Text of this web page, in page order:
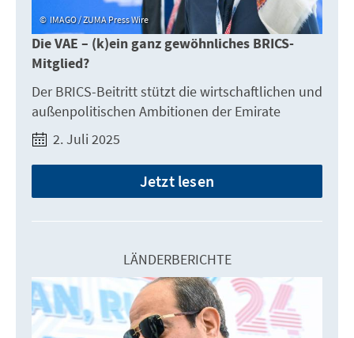
IMAGO / ZUMA Press Wire
Die VAE – (k)ein ganz gewöhnliches BRICS-
Mitglied?
Der BRICS-Beitritt stützt die wirtschaftlichen und
außenpolitischen Ambitionen der Emirate
2. Juli 2025
Jetzt lesen
LÄNDERBERICHTE